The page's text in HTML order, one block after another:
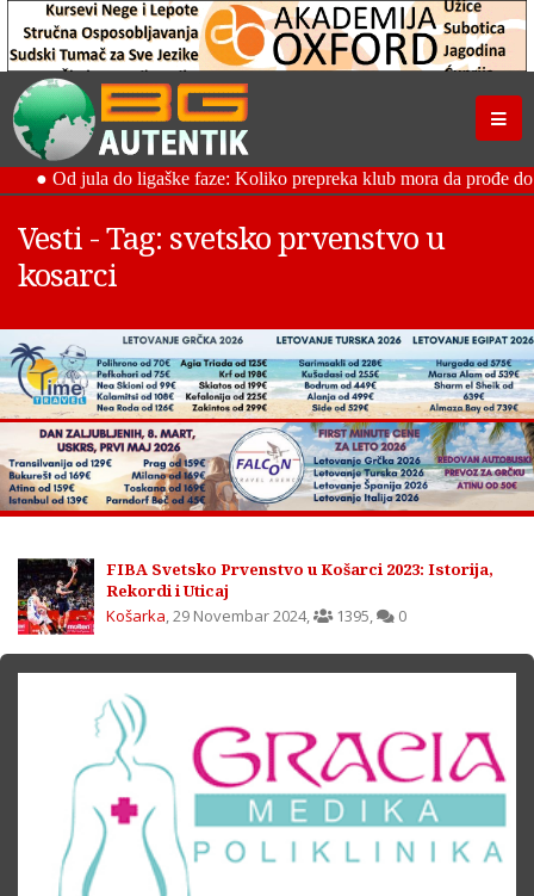
Vesti - Tag: svetsko prvenstvo u
kosarci
FIBA Svetsko Prvenstvo u Košarci 2023: Istorija,
Rekordi i Uticaj
Košarka,29 Novembar 2024, 1395, 0